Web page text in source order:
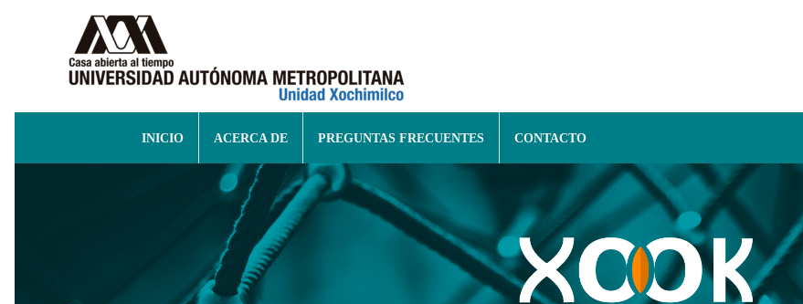
INICIO ACERCA DE PREGUNTAS FRECUENTES CONTACTO